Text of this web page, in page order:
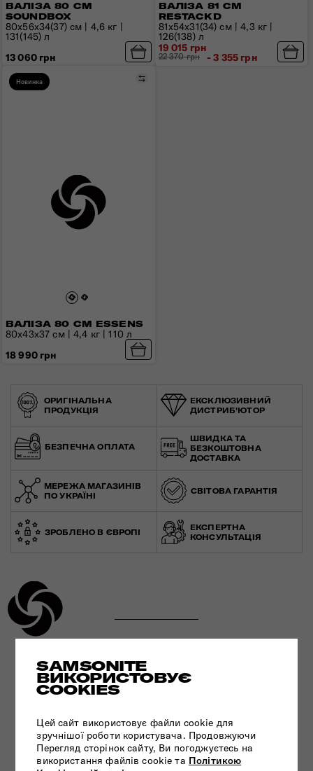
SAMSONITE
ВИКОРИСТОВУЄ
COOKIES
Цей сайт використовує файли cookie для
зручнішої роботи користувача. Продовжуючи
Перегляд сторінок сайту, Ви погоджуєтесь на
використання файлів cookie та Політикою
ВАЛІЗА 80 СМ
SOUNDBOX
80x56x34(37) см | 4,6 кг |
131(145) л
13 060 грн
ВАЛІЗА 81 СМ
RESTACKD
81x54x31(34) см | 4,3 кг |
126(138) л
19 015 грн
22 370 грн - 3 355 грн
Новинка
ВАЛІЗА 80 СМ ESSENS
Порівняти
80x43x37 см | 4,4 кг | 110 л
18 990 грн
ОРИГІНАЛЬНА
ПРОДУКЦІЯ
ЕКСКЛЮЗИВНИЙ
ДИСТРИБ'ЮТОР
БЕЗПЕЧНА ОПЛАТА
ШВИДКА ТА
БЕЗКОШТОВНА
ДОСТАВКА
МЕРЕЖА МАГАЗИНІВ
ПО УКРАЇНІ
СВІТОВА ГАРАНТІЯ
ЗРОБЛЕНО В ЄВРОПІ
ЕКСПЕРТНА
КОНСУЛЬТАЦІЯ
УЛЬТРАМІЦНИЙ МАТЕРІАЛ